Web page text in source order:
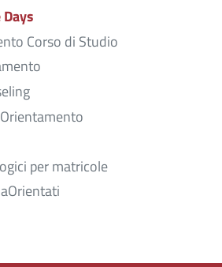
Corso di Studio
per matricole